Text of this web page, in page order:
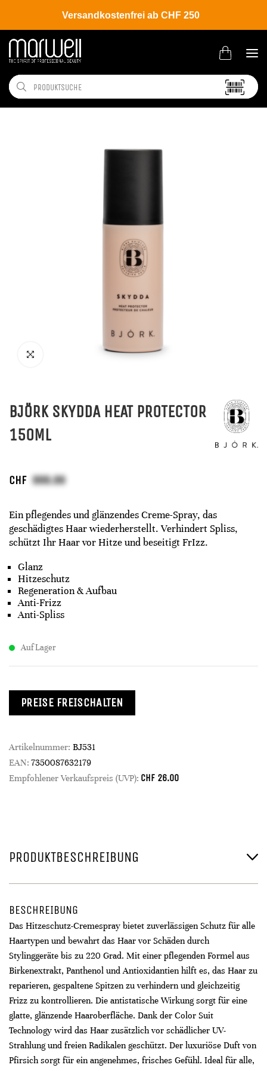
Versandkostenfrei ab CHF 250
Shop Brands Björk
BJÖRK SKYDDA HEAT PROTECTOR
150ML
CHF
Ein pflegendes und glänzendes Creme-Spray, das
geschädigtes Haar wiederherstellt. Verhindert Spliss,
schützt Ihr Haar vor Hitze und beseitigt FrIzz.
Glanz
Hitzeschutz
Regeneration & Aufbau
Anti-Frizz
Anti-Spliss
Auf Lager
PREISE FREISCHALTEN
Artikelnummer: BJ531
EAN: 7350087632179
Empfohlener Verkaufspreis (UVP): CHF 26.00
PRODUKTBESCHREIBUNG
BESCHREIBUNG
Das Hitzeschutz-Cremespray bietet zuverlässigen Schutz für alle
Haartypen und bewahrt das Haar vor Schäden durch
Stylinggeräte bis zu 220 Grad. Mit einer pflegenden Formel aus
Birkenextrakt, Panthenol und Antioxidantien hilft es, das Haar zu
reparieren, gespaltene Spitzen zu verhindern und gleichzeitig
Frizz zu kontrollieren. Die antistatische Wirkung sorgt für eine
glatte, glänzende Haaroberfläche. Dank der Color Suit
Technology wird das Haar zusätzlich vor schädlicher UV-
Strahlung und freien Radikalen geschützt. Der luxuriöse Duft von
Pfirsich sorgt für ein angenehmes, frisches Gefühl. Ideal für alle,